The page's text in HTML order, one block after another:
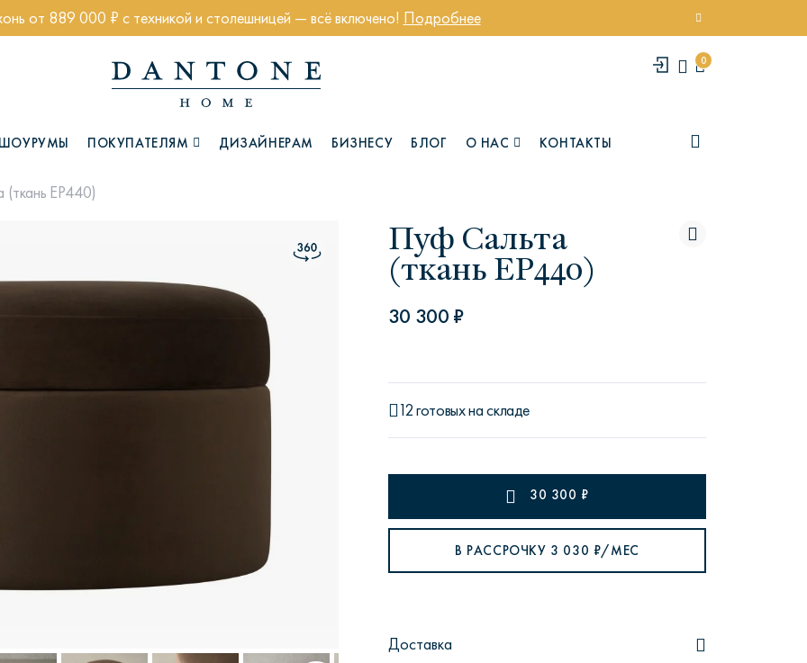
от 889 000 ₽ с техникой и столешницей — всё включено! Подробнее
0
ШОУРУМЫ ПОКУПАТЕЛЯМ ДИЗАЙНЕРАМ БИЗНЕСУ БЛОГ О НАС КОНТАКТЫ
Хэмптон
Брутал22 Аптаун
EP440)
Пуф Сальта
(ткань EP440)
30 300 ₽
12 готовых на складе
30 300 ₽
В РАССРОЧКУ 3 030 ₽/МЕС
Доставка